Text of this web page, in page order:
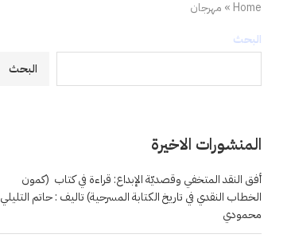
Home
» مهرجان
البحث
البحث
المنشورات الاخيرة
أفق النقد المتخفي وقصديّة الإبداع: قراءة في كتاب (كمون
الخطاب النقدي في تاريخ الكتابة المسرحية) تاليف : حاتم التليلي
محمودي